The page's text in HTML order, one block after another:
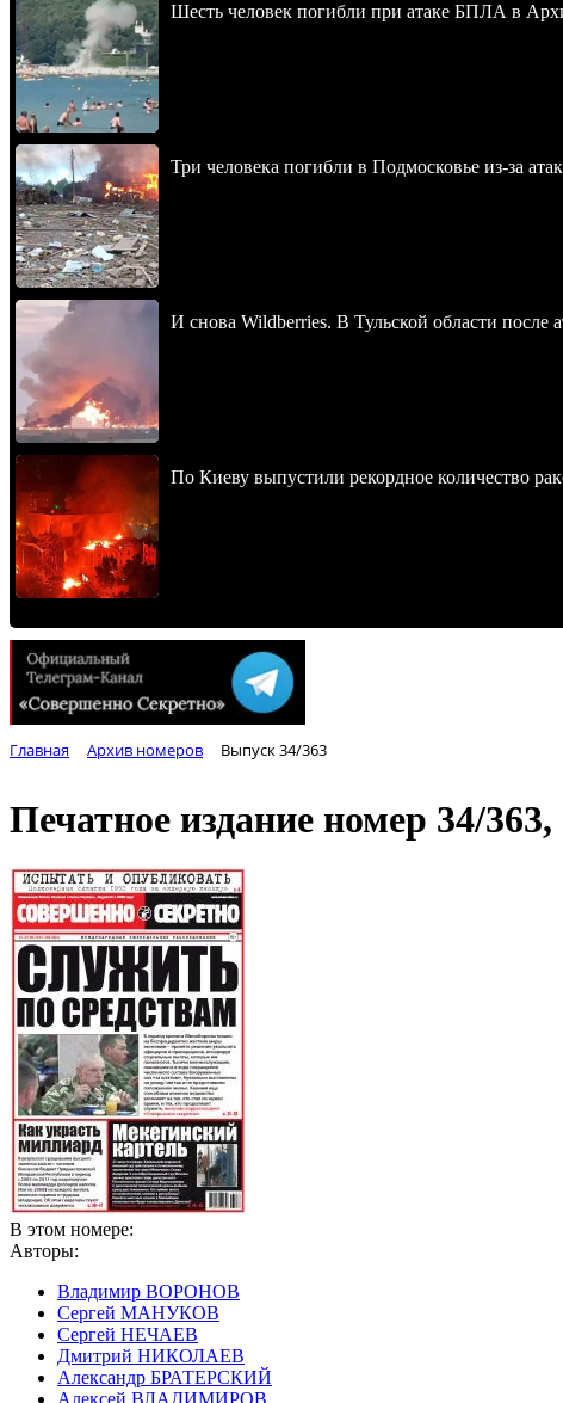
Шесть человек погибли при атаке БПЛА в
Три человека погибли в Подмосковье из-за
И снова Wildberries. В Тульской области после
По Киеву выпустили рекордное количество
Главная Архив номеров Выпуск 34/363
Печатное издание номер 34/363,
В этом номере:
Авторы:
Владимир ВОРОНОВ
Сергей МАНУКОВ
Сергей НЕЧАЕВ
Дмитрий НИКОЛАЕВ
Александр БРАТЕРСКИЙ